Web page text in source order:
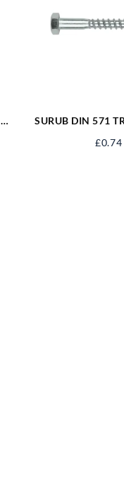
SURUB DIN 571
£0.74